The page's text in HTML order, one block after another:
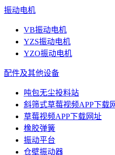
振动电机
VB振动电机
YZS振动电机
YZO振动电机
配件及其他设备
吨包无尘投料站
斜筛式草莓视频APP下载
草莓视频APP下载网址
橡胶弹簧
振动平台
仓壁振动器